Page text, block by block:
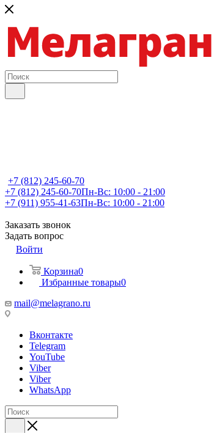
+7 (812) 245-60-70
+7 (812) 245-60-70Пн-Вс: 10:00 - 21:00
+7 (911) 955-41-63Пн-Вс: 10:00 - 21:00
Заказать звонок
Задать вопрос
Войти
Корзина0
Избранные товары0
mail@melagrano.ru
Вконтакте
Telegram
YouTube
Viber
Viber
WhatsApp